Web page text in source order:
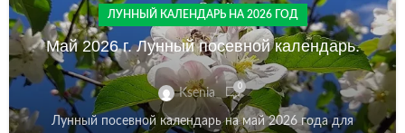
ЛУННЫЙ КАЛЕНДАРЬ НА 2026 ГОД
Май 2026 г. Лунный посевной календарь.
Ksenia 0
Лунный посевной календарь на май 2026 года для